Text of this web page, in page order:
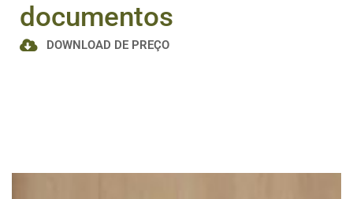
documentos
DOWNLOAD DE PREÇO